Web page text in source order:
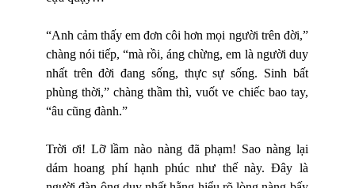
“Anh cảm thấy em đơn côi hơn mọi người trên đời,”
chàng nói tiếp, “mà rồi, áng chừng, em là người duy
nhất trên đời đang sống, thực sự sống. Sinh bất
phùng thời,” chàng thầm thì, vuốt ve chiếc bao tay,
“âu cũng đành.”
Trời ơi! Lỡ lầm nào nàng đã phạm! Sao nàng lại
dám hoang phí hạnh phúc như thế này. Đây là